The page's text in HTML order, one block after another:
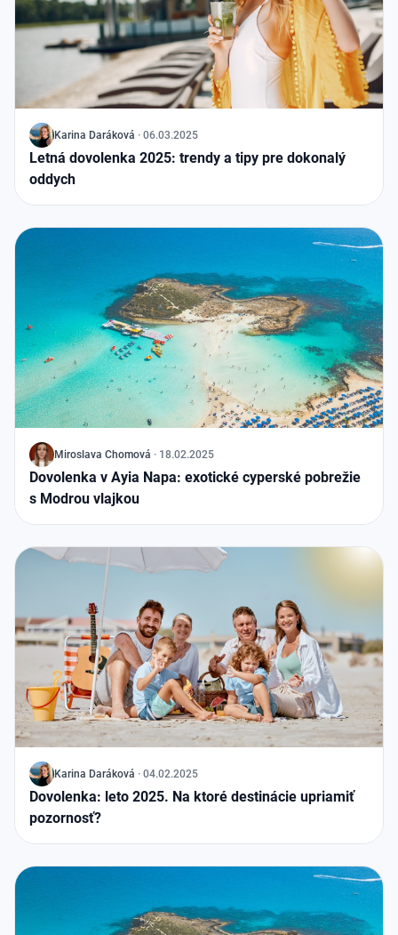
J Karina Daráková · 06.03.2025
Letná dovolenka 2025: trendy a tipy pre dokonalý
oddych
J Miroslava Chomová · 18.02.2025
Dovolenka v Ayia Napa: exotické cyperské pobrežie
s Modrou vlajkou
J Karina Daráková · 04.02.2025
Dovolenka: leto 2025. Na ktoré destinácie upriamiť
pozornosť?